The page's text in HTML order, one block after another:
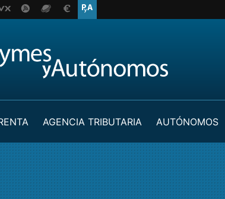
AGENCIA TRIBUTARIA AUTÓNOMOS